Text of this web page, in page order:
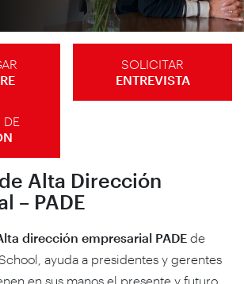
SOLICITAR
ENTREVISTA
DE
Alta Dirección
– PADE
dirección empresarial PADE de
ayuda a presidentes y gerentes
en sus manos el presente y futuro